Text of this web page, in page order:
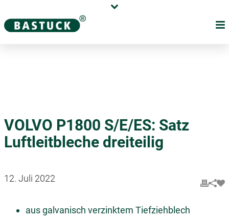
Händler
VOLVO P1800 S/E/ES: Satz
Luftleitbleche dreiteilig
12. Juli 2022
aus galvanisch verzinktem Tiefziehblech